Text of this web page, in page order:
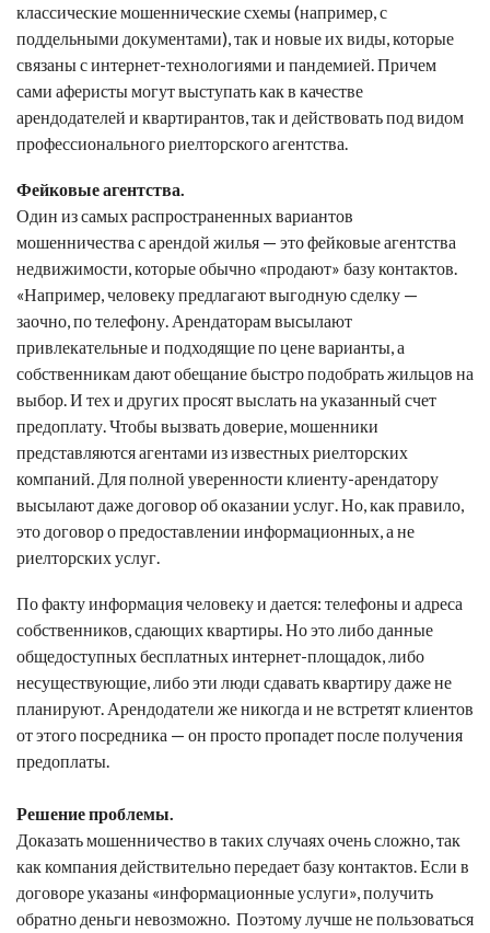
классические мошеннические схемы (например, с
поддельными документами), так и новые их виды, которые
связаны с интернет-технологиями и пандемией. Причем
сами аферисты могут выступать как в качестве
арендодателей и квартирантов, так и действовать под видом
профессионального риелторского агентства.
Фейковые агентства.
Один из самых распространенных вариантов
мошенничества с арендой жилья — это фейковые агентства
недвижимости, которые обычно «продают» базу контактов.
«Например, человеку предлагают выгодную сделку —
заочно, по телефону. Арендаторам высылают
привлекательные и подходящие по цене варианты, а
собственникам дают обещание быстро подобрать жильцов на
выбор. И тех и других просят выслать на указанный счет
предоплату. Чтобы вызвать доверие, мошенники
представляются агентами из известных риелторских
компаний. Для полной уверенности клиенту-арендатору
высылают даже договор об оказании услуг. Но, как правило,
это договор о предоставлении информационных, а не
риелторских услуг.
По факту информация человеку и дается: телефоны и адреса
собственников, сдающих квартиры. Но это либо данные
общедоступных бесплатных интернет-площадок, либо
несуществующие, либо эти люди сдавать квартиру даже не
планируют. Арендодатели же никогда и не встретят клиентов
от этого посредника — он просто пропадет после получения
предоплаты.
Решение проблемы.
Доказать мошенничество в таких случаях очень сложно, так
как компания действительно передает базу контактов. Если в
договоре указаны «информационные услуги», получить
обратно деньги невозможно. Поэтому лучше не пользоваться